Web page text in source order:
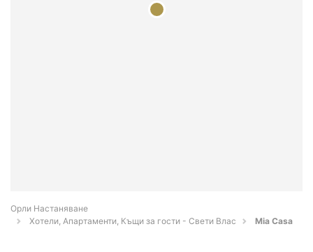
Орли Настаняване
Хотели, Апартаменти, Къщи за гости - Свети Влас
Mia Casa